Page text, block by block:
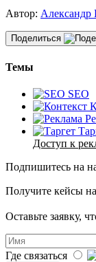
Автор: Александр
Поделиться
Темы
SEO
Доступ к
Подпишитесь на
Получите кейсы
Оставьте заявку,
Где связаться